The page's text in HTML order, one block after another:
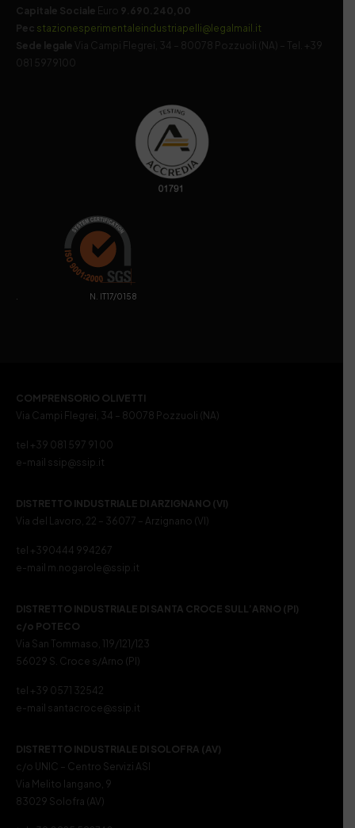
Capitale Sociale Euro 9.690.240,00
Pec stazionesperimentaleindustriapelli@legalmail.it
Sede legale
Via Campi Flegrei, 34 – 80078 Pozzuoli (NA) – Tel. +39
081 5979100
. N. IT17/0158
COMPRENSORIO OLIVETTI
Via Campi Flegrei, 34 – 80078 Pozzuoli (NA)
tel +39 081 597 91 00
e-mail ssip@ssip.it
DISTRETTO INDUSTRIALE DI ARZIGNANO (VI)
Via del Lavoro, 22 – 36077 – Arzignano (VI)
tel +390444 994267
e-mail m.nogarole@ssip.it
DISTRETTO INDUSTRIALE DI SANTA CROCE SULL’ARNO (PI)
c/o POTECO
Via San Tommaso, 119/121/123
56029 S. Croce s/Arno (PI)
tel +39 0571 32542
e-mail santacroce@ssip.it
DISTRETTO INDUSTRIALE DI SOLOFRA (AV)
c/o UNIC – Centro Servizi ASI
Via Melito Iangano, 9
83029 Solofra (AV)